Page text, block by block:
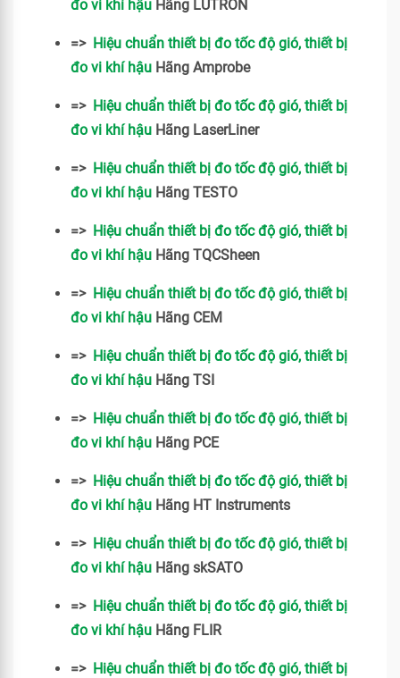
đo vi khí hậu Hãng LUTRON
=> Hiệu chuẩn thiết bị đo tốc độ gió, thiết bị
đo vi khí hậu Hãng Amprobe
=> Hiệu chuẩn thiết bị đo tốc độ gió, thiết bị
đo vi khí hậu Hãng LaserLiner
=> Hiệu chuẩn thiết bị đo tốc độ gió, thiết bị
đo vi khí hậu Hãng TESTO
=> Hiệu chuẩn thiết bị đo tốc độ gió, thiết bị
đo vi khí hậu Hãng TQCSheen
=> Hiệu chuẩn thiết bị đo tốc độ gió, thiết bị
đo vi khí hậu Hãng CEM
=> Hiệu chuẩn thiết bị đo tốc độ gió, thiết bị
đo vi khí hậu Hãng TSI
=> Hiệu chuẩn thiết bị đo tốc độ gió, thiết bị
đo vi khí hậu Hãng PCE
=> Hiệu chuẩn thiết bị đo tốc độ gió, thiết bị
đo vi khí hậu Hãng HT Instruments
=> Hiệu chuẩn thiết bị đo tốc độ gió, thiết bị
đo vi khí hậu Hãng skSATO
=> Hiệu chuẩn thiết bị đo tốc độ gió, thiết bị
đo vi khí hậu Hãng FLIR
=> Hiệu chuẩn thiết bị đo tốc độ gió, thiết bị